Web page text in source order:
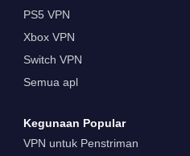
PS5 VPN
Xbox VPN
Switch VPN
Semua apl
Kegunaan Popular
VPN untuk Penstriman